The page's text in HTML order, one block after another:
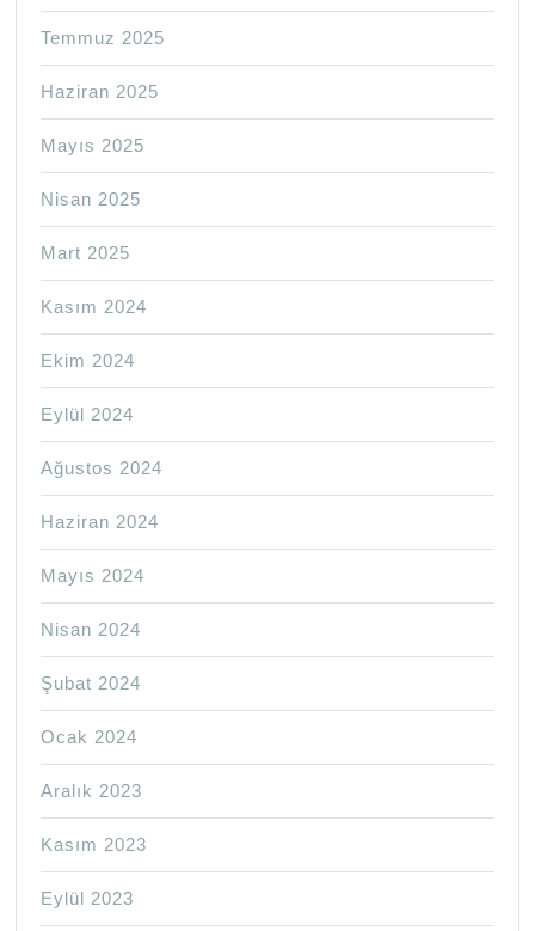
Temmuz 2025
Haziran 2025
Mayıs 2025
Nisan 2025
Mart 2025
Kasım 2024
Ekim 2024
Eylül 2024
Ağustos 2024
Haziran 2024
Mayıs 2024
Nisan 2024
Şubat 2024
Ocak 2024
Aralık 2023
Kasım 2023
Eylül 2023